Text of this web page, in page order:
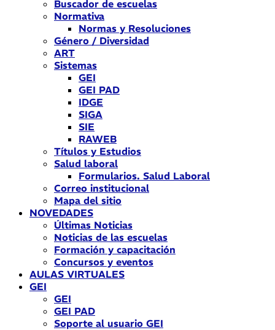
Buscador de escuelas
Normativa
Normas y Resoluciones
Género / Diversidad
ART
Sistemas
GEI
GEI PAD
IDGE
SIGA
SIE
RAWEB
Títulos y Estudios
Salud laboral
Formularios. Salud Laboral
Correo institucional
Mapa del sitio
NOVEDADES
Últimas Noticias
Noticias de las escuelas
Formación y capacitación
Concursos y eventos
AULAS VIRTUALES
GEI
GEI
GEI PAD
Soporte al usuario GEI